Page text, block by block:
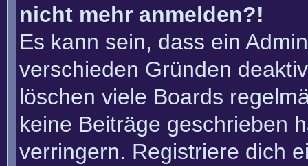
nicht mehr anmelden?!
Es kann sein, dass ein
verschieden Gründen
löschen viele Boards
keine Beiträge geschrieben
verringern. Registriere dich